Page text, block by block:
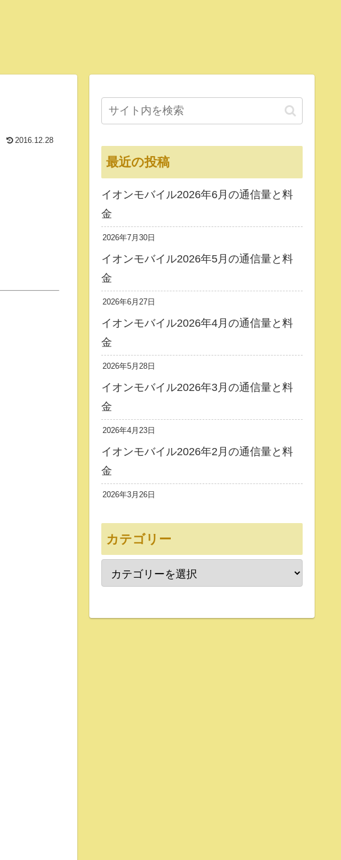
2016.12.28
最近の投稿
イオンモバイル2026年6月の通信量と料
金
2026年7月30日
イオンモバイル2026年5月の通信量と料
金
2026年6月27日
イオンモバイル2026年4月の通信量と料
金
2026年5月28日
イオンモバイル2026年3月の通信量と料
金
2026年4月23日
イオンモバイル2026年2月の通信量と料
金
2026年3月26日
カテゴリー